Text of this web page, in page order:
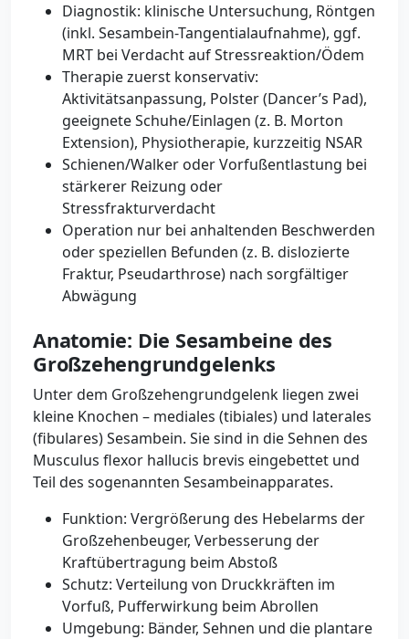
Diagnostik: klinische Untersuchung, Röntgen
(inkl. Sesambein-Tangentialaufnahme), ggf.
MRT bei Verdacht auf Stressreaktion/Ödem
Therapie zuerst konservativ:
Aktivitätsanpassung, Polster (Dancer’s Pad),
geeignete Schuhe/Einlagen (z. B. Morton
Extension), Physiotherapie, kurzzeitig NSAR
Schienen/Walker oder Vorfußentlastung bei
stärkerer Reizung oder
Stressfrakturverdacht
Operation nur bei anhaltenden Beschwerden
oder speziellen Befunden (z. B. dislozierte
Fraktur, Pseudarthrose) nach sorgfältiger
Abwägung
Anatomie: Die Sesambeine des
Großzehengrundgelenks
Unter dem Großzehengrundgelenk liegen zwei
kleine Knochen – mediales (tibiales) und laterales
(fibulares) Sesambein. Sie sind in die Sehnen des
Musculus flexor hallucis brevis eingebettet und
Teil des sogenannten Sesambeinapparates.
Funktion: Vergrößerung des Hebelarms der
Großzehenbeuger, Verbesserung der
Kraftübertragung beim Abstoß
Schutz: Verteilung von Druckkräften im
Vorfuß, Pufferwirkung beim Abrollen
Umgebung: Bänder, Sehnen und die plantare